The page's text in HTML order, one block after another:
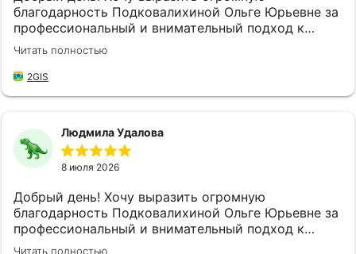
благодарность Подковалихиной Ольге Юрьевне за
профессиональный и внимательный подход к
своей работе, за качественное и быстрое
обслуживание! Не впервые обращаюсь в "
Страховой Дом ДБК", и каждый раз меня приятно
потребности и предложить наилучшие решения,
что значительно упрощает мой процесс
оформления документов и решение возникших
внимательности, я всегда чувствую себя уверенно
и спокойно, зная, что нахожусь в надёжных руках.
Благодаря усилиям Ольги Юрьевны, все мои
страховые случаи были решены быстро и без
Читать полностью
2GIS
Людмила Удалова
8 июля 2026
Добрый день! Хочу выразить огромную
благодарность Подковалихиной Ольге Юрьевне за
профессиональный и внимательный подход к
своей работе, за качественное и быстрое
Читать полностью